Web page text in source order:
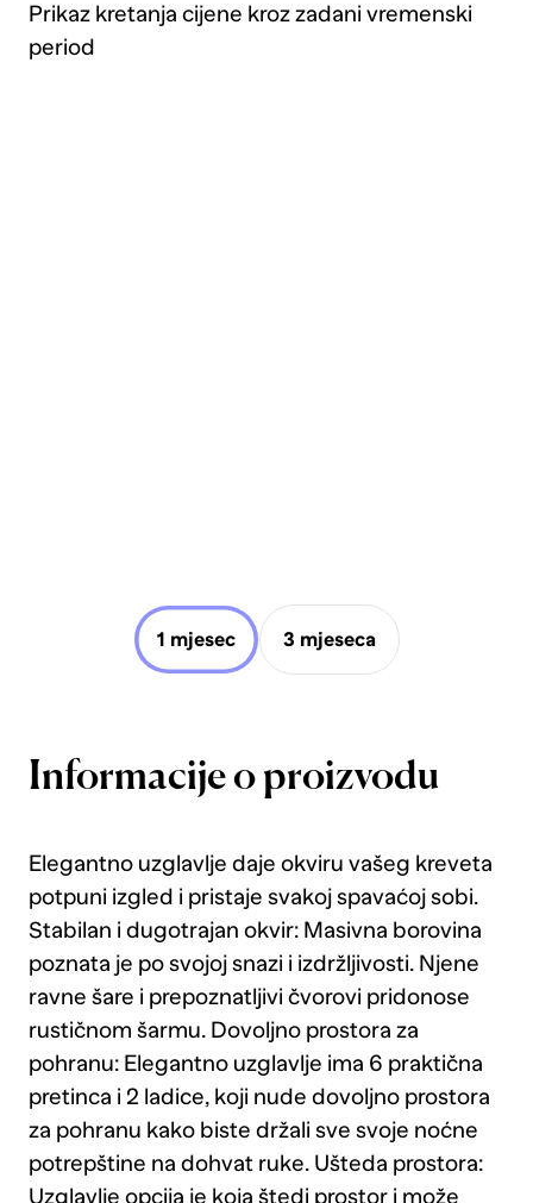
Prikaz kretanja cijene kroz zadani vremenski
period
1 mjesec 3 mjeseca
Informacije o proizvodu
Elegantno uzglavlje daje okviru vašeg kreveta
potpuni izgled i pristaje svakoj spavaćoj sobi.
Stabilan i dugotrajan okvir: Masivna borovina
poznata je po svojoj snazi i izdržljivosti. Njene
ravne šare i prepoznatljivi čvorovi pridonose
rustičnom šarmu. Dovoljno prostora za
pohranu: Elegantno uzglavlje ima 6 praktična
pretinca i 2 ladice, koji nude dovoljno prostora
za pohranu kako biste držali sve svoje noćne
potrepštine na dohvat ruke. Ušteda prostora:
Uzglavlje opcija je koja štedi prostor i može